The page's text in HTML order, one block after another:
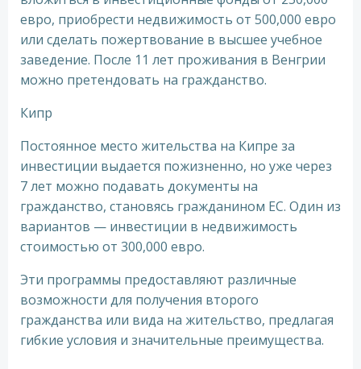
евро, приобрести недвижимость от 500,000 евро
или сделать пожертвование в высшее учебное
заведение. После 11 лет проживания в Венгрии
можно претендовать на гражданство.
Кипр
Постоянное место жительства на Кипре за
инвестиции выдается пожизненно, но уже через
7 лет можно подавать документы на
гражданство, становясь гражданином ЕС. Один из
вариантов — инвестиции в недвижимость
стоимостью от 300,000 евро.
Эти программы предоставляют различные
возможности для получения второго
гражданства или вида на жительство, предлагая
гибкие условия и значительные преимущества.